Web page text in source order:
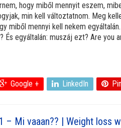
hogy miből mennyit eszem,
min kell változtatnom. Meg
miből mennyi kell nekem
egyáltalán: muszáj ezt? Are you
Google + LinkedIn
– Mi vaaan?? | Weight loss